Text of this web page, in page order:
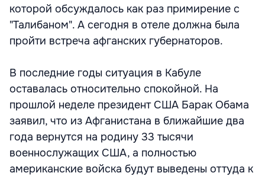
которой обсуждалось как раз примирение с
"Талибаном". А сегодня в отеле должна была
пройти встреча афганских губернаторов.
В последние годы ситуация в Кабуле
оставалась относительно спокойной. На
прошлой неделе президент США Барак Обама
заявил, что из Афганистана в ближайшие два
года вернутся на родину 33 тысячи
военнослужащих США, а полностью
американские войска будут выведены оттуда к